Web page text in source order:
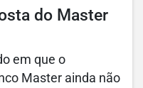
do Master
em que o
Master ainda não